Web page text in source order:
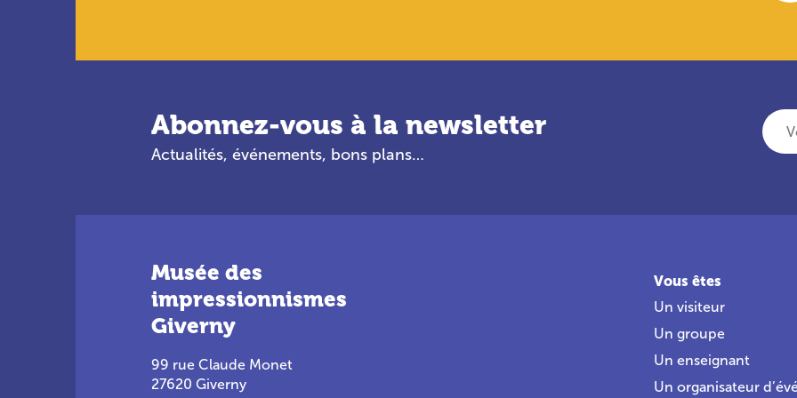
Abonnez-vous à la newsletter
Actualités, événements, bons plans…
Votre adresse e-mail
Musée des
impressionnismes
Giverny
99 rue Claude Monet
27620 Giverny
Vous êtes
Un visiteur
Un groupe
Un enseignant
Un organisateur